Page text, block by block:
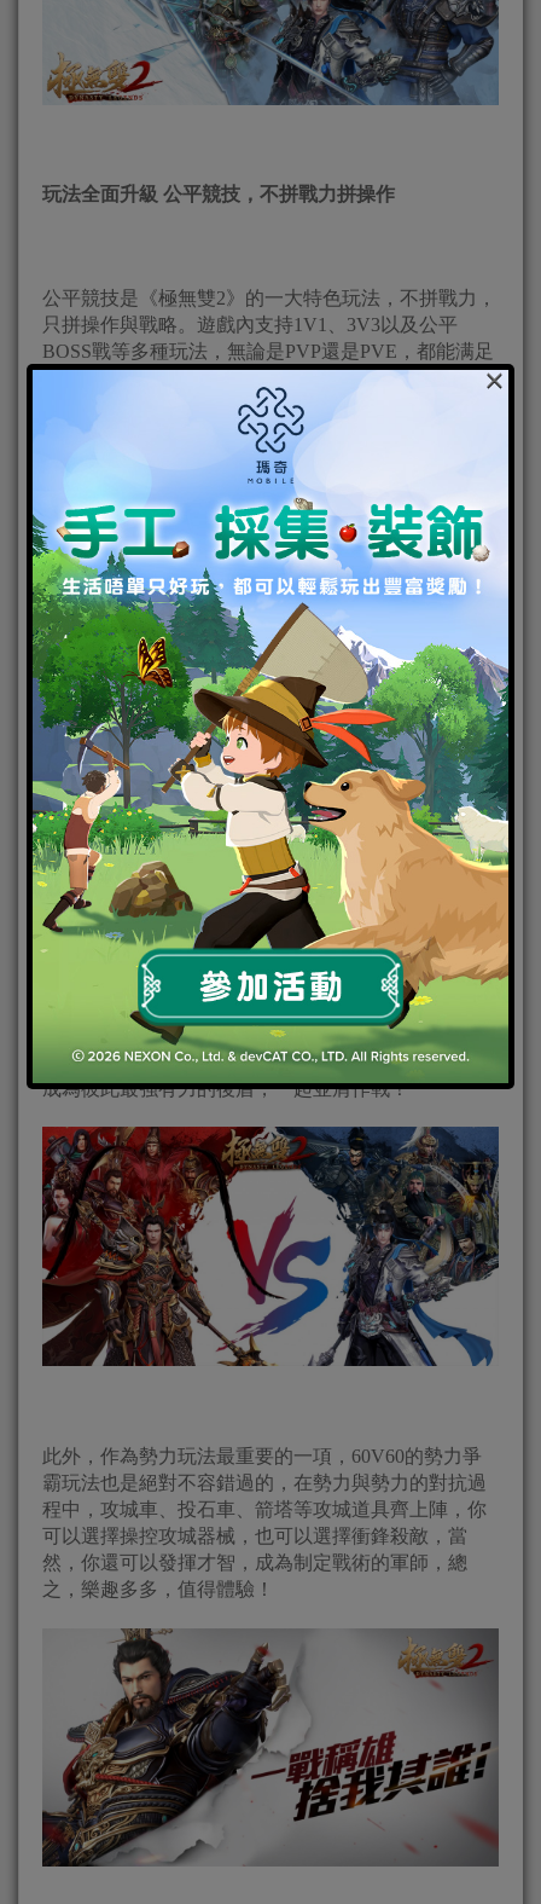
玩法全面升級 公平競技，不拼戰力拼操作
公平競技是《極無雙2》的一大特色玩法，不拼戰力，
只拼操作與戰略。遊戲內支持1V1、3V3以及公平
BOSS戰等多種玩法，無論是PVP還是PVE，都能满足
你的喜好。在公平玩法下，所有的戰力資料都會被平
衡到同一水平線，參與的每位玩家都站在同一起點，
發揮才能鬥智鬥勇，只有奮戰到最後一刻，才能揭曉
社交全面升級 最高百人即時團戰
要說遊戲內最爽快的內容，就不得不提勢力玩法，在
《極無雙2》中，你可以和志同道合的好友一起組建勢
力，也可以選擇加入其他勢力認識更多朋友。加入勢
力後就能體驗到一系列豐富的玩法，如勢力共建、合
縱連橫、上林宴、魔將來襲、勢力爭霸等，這些玩法
在提供豐厚獎勵的同時，還能加深你和夥伴的羈絆，
成為彼此最強有力的後盾，一起並肩作戰！
此外，作為勢力玩法最重要的一項，60V60的勢力爭
霸玩法也是絕對不容錯過的，在勢力與勢力的對抗過
程中，攻城車、投石車、箭塔等攻城道具齊上陣，你
可以選擇操控攻城器械，也可以選擇衝鋒殺敵，當
然，你還可以發揮才智，成為制定戰術的軍師，總
之，樂趣多多，值得體驗！
×